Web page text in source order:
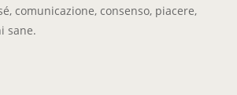
comunicazione, consenso, piacere,
sane.